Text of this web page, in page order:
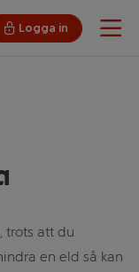
Logga in
trots att du
en eld så kan